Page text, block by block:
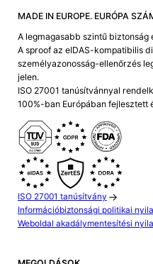
MADE IN EUROPE. EURÓPA
A legmagasabb szintű biztonság
A sproof az eIDAS-kompatibilis
személyazonosság-ellenőrzés
jelen.
ISO 27001 tanúsítvánnyal
100%-ban Európában fejlesztett
ISO 27001 tanúsítvány
Információbiztonsági politikai
Weboldal akadálymentesítési